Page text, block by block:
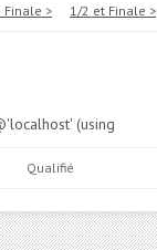
Finale > 1/2 et Finale >
(using
Qualifié